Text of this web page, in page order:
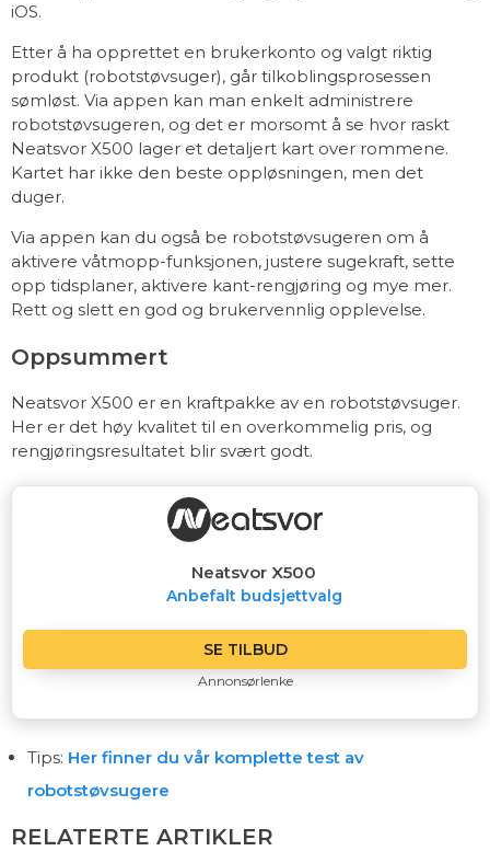
iOS.
Etter å ha opprettet en brukerkonto og valgt riktig
produkt (robotstøvsuger), går tilkoblingsprosessen
sømløst. Via appen kan man enkelt administrere
robotstøvsugeren, og det er morsomt å se hvor raskt
Neatsvor X500 lager et detaljert kart over rommene.
Kartet har ikke den beste oppløsningen, men det
duger.
Via appen kan du også be robotstøvsugeren om å
aktivere våtmopp-funksjonen, justere sugekraft, sette
opp tidsplaner, aktivere kant-rengjøring og mye mer.
Rett og slett en god og brukervennlig opplevelse.
Oppsummert
Neatsvor X500 er en kraftpakke av en robotstøvsuger.
Her er det høy kvalitet til en overkommelig pris, og
rengjøringsresultatet blir svært godt.
Neatsvor X500
Anbefalt budsjettvalg
SE TILBUD
Annonsørlenke
Tips: Her finner du vår komplette test av
robotstøvsugere
RELATERTE ARTIKLER